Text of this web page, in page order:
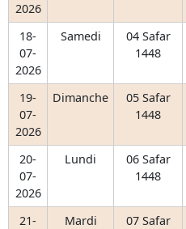
2026
18-
07-
2026
Samedi
04 Safar
1448
19-
07-
2026
Dimanche
05 Safar
1448
20-
07-
2026
Lundi
06 Safar
1448
21-
Mardi
07 Safar